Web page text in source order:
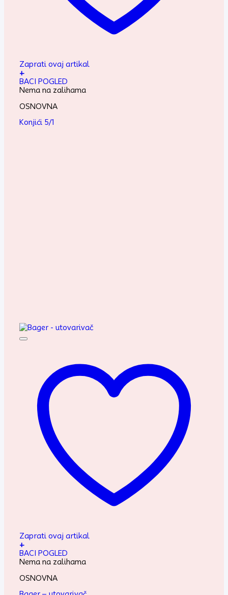
Zaprati ovaj artikal
+
BACI POGLED
Nema na zalihama
OSNOVNA
Konjići 5/1
Zaprati ovaj artikal
+
BACI POGLED
Nema na zalihama
OSNOVNA